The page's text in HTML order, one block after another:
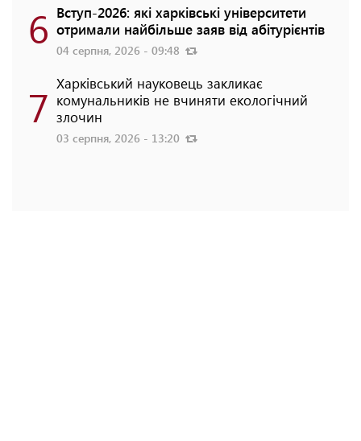
6 Вступ-2026: які харківські університети
отримали найбільше заяв від абітурієнтів
04 серпня, 2026 - 09:48
7 Харківський науковець закликає
комунальників не вчиняти екологічний
злочин
03 серпня, 2026 - 13:20